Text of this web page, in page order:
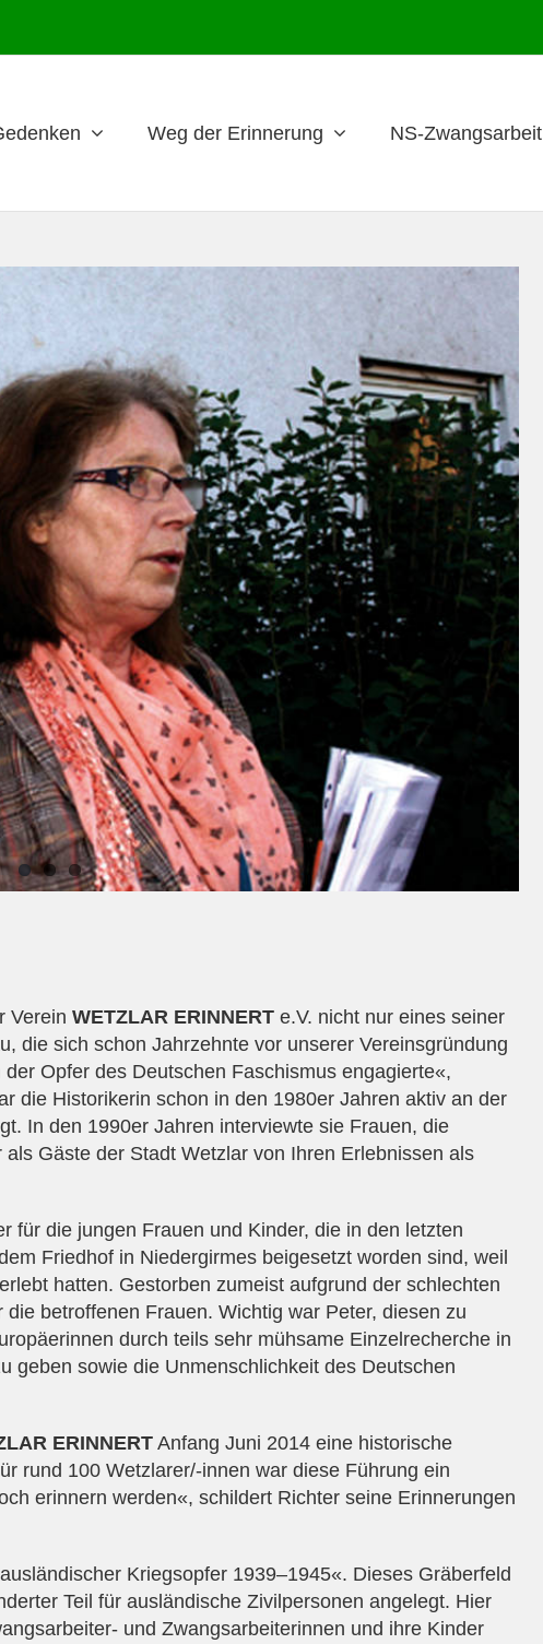
Weg der Erinnerung NS-Zwangsarbeit
Verein WETZLAR ERINNERT e.V. nicht nur eines seiner
die sich schon Jahrzehnte vor unserer Vereinsgründung
Opfer des Deutschen Faschismus engagierte«,
die Historikerin schon in den 1980er Jahren aktiv an der
In den 1990er Jahren interviewte sie Frauen, die
Gäste der Stadt Wetzlar von Ihren Erlebnissen als
für die jungen Frauen und Kinder, die in den letzten
Friedhof in Niedergirmes beigesetzt worden sind, weil
hatten. Gestorben zumeist aufgrund der schlechten
betroffenen Frauen. Wichtig war Peter, diesen zu
durch teils sehr mühsame Einzelrecherche in
geben sowie die Unmenschlichkeit des Deutschen
ERINNERTAnfang Juni 2014 eine historische
rund 100 Wetzlarer/-innen war diese Führung ein
erinnern werden«, schildert Richter seine Erinnerungen
Kriegsopfer 1939–1945«. Dieses Gräberfeld
Teil für ausländische Zivilpersonen angelegt. Hier
und Zwangsarbeiterinnen und ihre Kinder